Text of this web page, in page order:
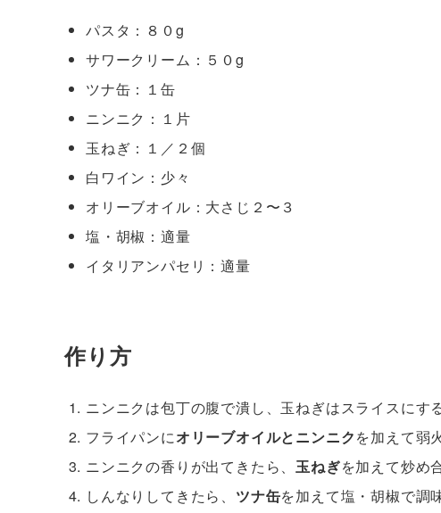
パスタ：８０g
サワークリーム：５０g
ツナ缶：１缶
ニンニク：１片
玉ねぎ：１／２個
白ワイン：少々
オリーブオイル：大さじ２〜３
塩・胡椒：適量
イタリアンパセリ：適量
作り方
ニンニクは包丁の腹で潰し、玉ねぎはスライスにする
フライパンにオリーブオイルとニンニクを加えて弱
ニンニクの香りが出てきたら、 玉ねぎを加えて炒め
しんなりしてきたら、 ツナ缶を加えて塩・胡椒で調